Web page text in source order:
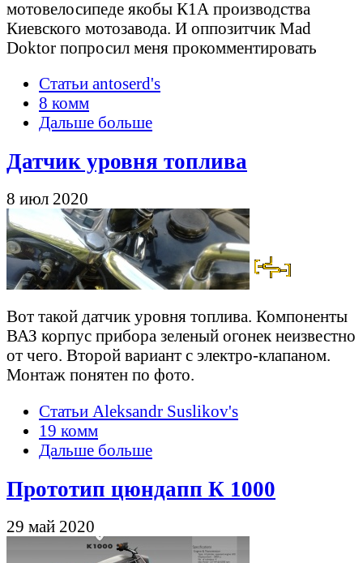
мотовелосипеде якобы К1А производства
Киевского мотозавода. И оппозитчик Mad
Doktor попросил меня прокомментировать
Статьи antoserd's
8 комм
Дальше больше
Датчик уровня топлива
8 июл 2020
Вот такой датчик уровня топлива. Компоненты
ВАЗ корпус прибора зеленый огонек неизвестно
от чего. Второй вариант с электро-клапаном.
Монтаж понятен по фото.
Статьи Aleksandr Suslikov's
19 комм
Дальше больше
Прототип цюндапп К 1000
29 май 2020